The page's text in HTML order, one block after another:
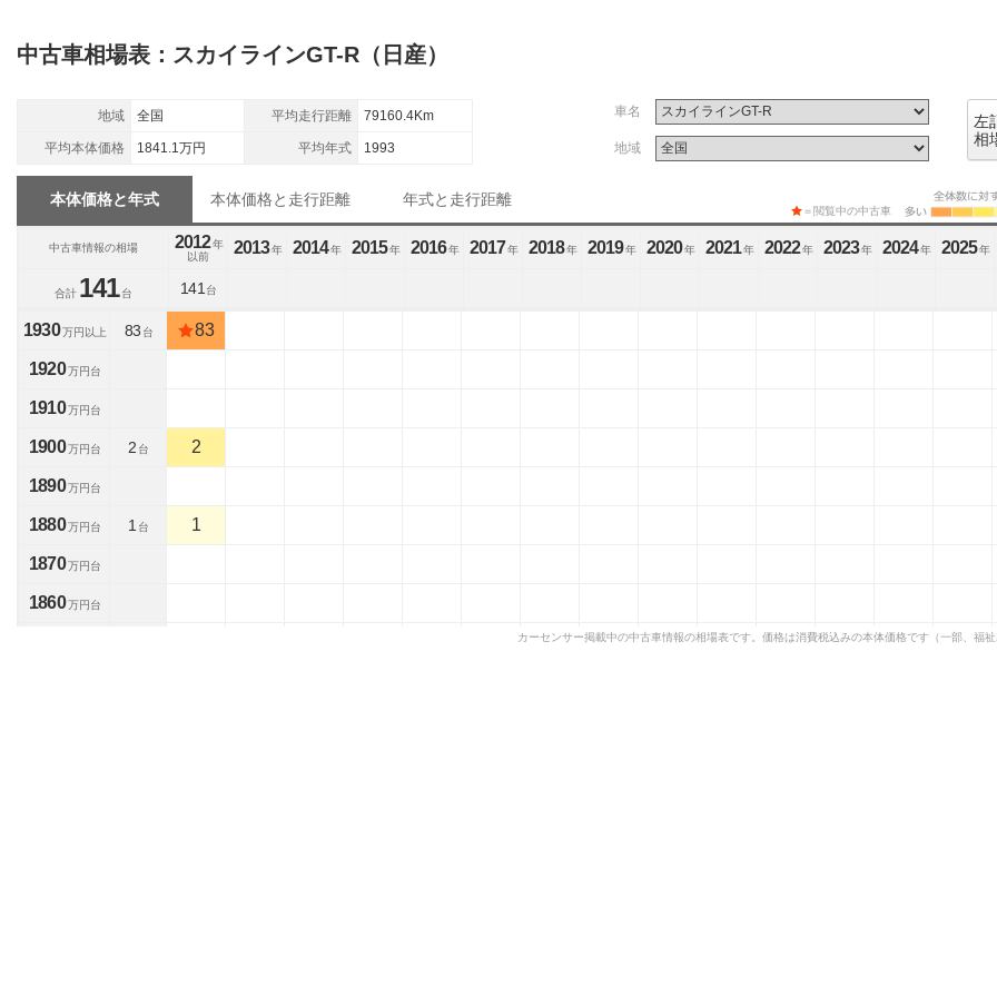
中古車相場表：スカイラインGT-R（日産）
地域 全国 平均走行距離 79160.4Km
平均本体価格 1841.1万円 平均年式 1993
車名
地域
左
相
本体価格と年式 本体価格と走行距離 年式と走行距離
＝閲覧中の中古車
中古車情報の相場 2012年
以前
2013年 2014年 2015年 2016年 2017年 2018年 2019年 2020年 2021年 2022年 2023年 2024年 2025年
合計 141 台 141 台
1930万円以上 83 台 83
1920万円台
1910万円台
1900万円台 2 台 2
1890万円台
1880万円台 1 台 1
1870万円台
1860万円台
カーセンサー掲載中の中古車情報の相場表です。価格は消費税込みの本体価格です（一部、福祉